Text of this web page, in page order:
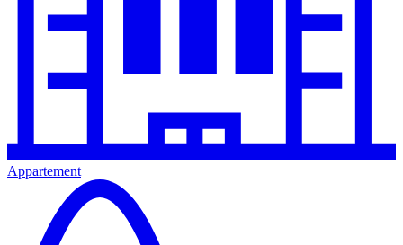
Appartement